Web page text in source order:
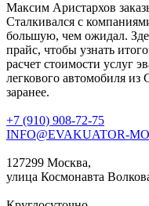
Максим Аристархов
Сталкивался с
большую, чем ожидал.
прайс, чтобы узнать
расчет стоимости услуг
легкового автомобиля из
заранее.
+7 (910) 908-72-75
INFO@EVAKUATOR-
127299 Москва,
улица Космонавта